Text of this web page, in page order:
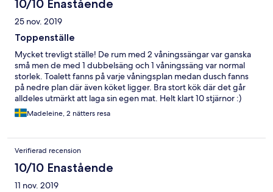
sker på Scandic hotell. Utan förklaring om vart det skulle ligga
nånstans. Nu var det klurigt nog i byggnaden bredvid, men det
syntes inte nånstans förrän man kom ut på en korsande gata 20
meter ifrån vandrarhemmet. Så, jag hade alltså önskat korrekt
och fullständig information om att man ska ta sig till Scandic
hotell FÖRST, och därmed adressen dit, för att slippa snurra runt
och leta efter både entré och incheckningsplats. Mvh Anette
10/10 Enastående
25 nov. 2019
Toppenställe
Mycket trevligt ställe! De rum med 2 våningssängar var ganska
små men de med 1 dubbelsäng och 1 våningssäng var normal
storlek. Toalett fanns på varje våningsplan medan dusch fanns
på nedre plan där även köket ligger. Bra stort kök där det går
alldeles utmärkt att laga sin egen mat. Helt klart 10 stjärnor :)
Madeleine, 2 nätters resa
Verifierad recension
10/10 Enastående
11 nov. 2019